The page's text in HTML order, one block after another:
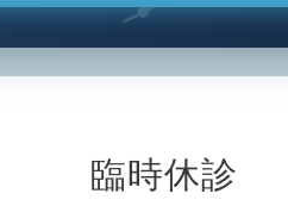
臨時休診